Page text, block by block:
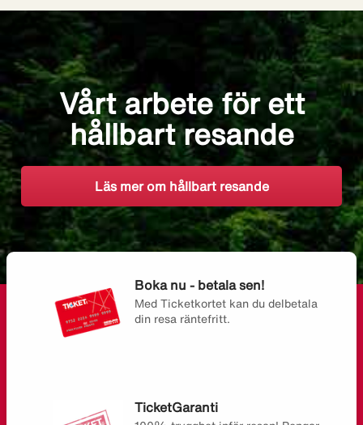
Vårt arbete för ett
hållbart resande
Läs mer om hållbart resande
Boka nu - betala sen!
Med Ticketkortet kan du delbetala
din resa räntefritt.
TicketGaranti